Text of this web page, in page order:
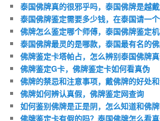
泰国佛牌真的很邪乎吗，泰国佛牌是越
泰国佛牌鉴定需要多少钱，在泰国请一
佛牌怎么鉴定哪个师傅，泰国佛牌鉴定
泰国佛牌最灵的是哪款，泰国最有名的
佛牌鉴定卡塔帕占，怎么辨别泰国佛牌
佛牌鉴定G卡，佛牌鉴定卡如何看真伪
佛牌的禁忌和注意事项，戴佛牌的好处
佛牌如何辨认真假，佛牌鉴定网查询
如何鉴别佛牌是正是阴，怎么知道和佛
佛牌鉴定卡有假的吗？泰国佛牌怎么看